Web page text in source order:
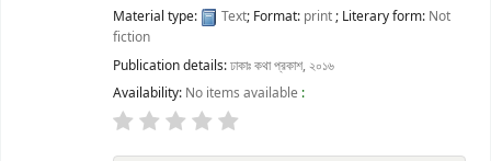
Material type: Text; Format: print; Literary form: Not
fiction
Publication details:ঢাকাঃকথা প্রকাশ, ২০১৬
Availability: No items available :